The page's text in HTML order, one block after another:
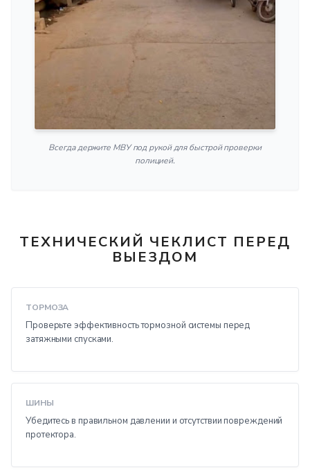
Всегда держите МВУ под рукой для быстрой проверки
полицией.
ТЕХНИЧЕСКИЙ ЧЕКЛИСТ ПЕРЕД
ВЫЕЗДОМ
ТОРМОЗА
Проверьте эффективность тормозной системы перед
затяжными спусками.
ШИНЫ
Убедитесь в правильном давлении и отсутствии повреждений
протектора.